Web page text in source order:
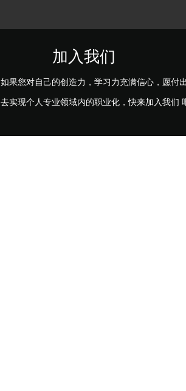
加入我们
如果您对自己的创造力，学习力充满信心，愿付
去实现个人专业领域内的职业化，快来加入我们